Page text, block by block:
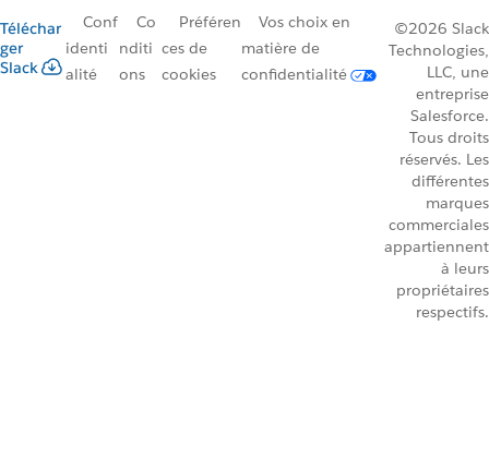
Téléchar
ger
Slack
Conf
identi
alité
Co
nditi
ons
Préféren
ces de
cookies
Vos choix en
matière de
confidentialité
©2026 Slack
Technologies,
LLC, une
entreprise
Salesforce.
Tous droits
réservés. Les
différentes
marques
commerciales
appartiennent
à leurs
propriétaires
respectifs.